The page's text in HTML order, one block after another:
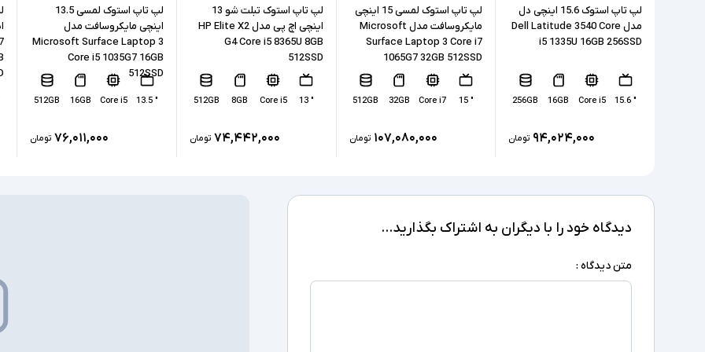
نوع حافظه
پردازنده گرافیکی
کارت گرافیک
درگاه های
لپ تاپ استوک 15.6 اینچی دل
مدل Dell Latitude 3540 Core
i5 1335U 16GB 256SSD
" 15.6
Core i5
16GB
256GB
۹۴,۰۲۴,۰۰۰ تومان
لپ تاپ استوک لمسی 15 اینچی
مایکروسافت مدل Microsoft
Surface Laptop 3 Core i7
1065G7 32GB 512SSD
" 15
Core i7
32GB
512GB
۱۰۷,۰۸۰,۰۰۰ تومان
لپ تاپ استوک تبلت شو 13
اینچی اچ پی مدل HP Elite X2
G4 Core i5 8365U 8GB
512SSD
" 13
Core i5
8GB
512GB
۷۴,۴۴۲,۰۰۰ تومان
لپ تاپ استوک لمسی 13.5
اینچی مایکروسافت مدل
Microsoft Surface Laptop 3
Core i5 1035G7 16GB
512SSD
" 13.5
Core i5
16GB
512GB
۷۶,۰۱۱,۰۰۰ تومان
دیدگاه خود را با دیگران به اشتراک بگذارید...
متن دیدگاه :